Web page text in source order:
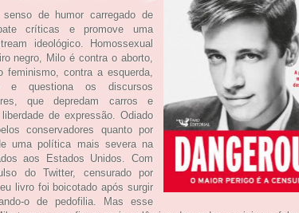
de humor carregado de
críticas e promove uma
ideológico. Homossexual
negro, Milo é contra o aborto,
feminismo, contra a esquerda,
e questiona os discursos
que depredam carros e
de expressão. Odiado
conservadores quanto por
uma política mais severa na
aos Estados Unidos. Com
do Twitter, censurado por
livro foi boicotado após surgir
o de pedofilia. Mas esse